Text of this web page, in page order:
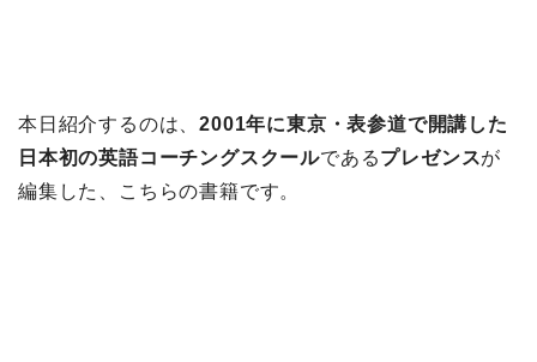
本日紹介するのは、2001年に東京・表参道で開講した
日本初の英語コーチングスクールであるプレゼンスが
編集した、こちらの書籍です。